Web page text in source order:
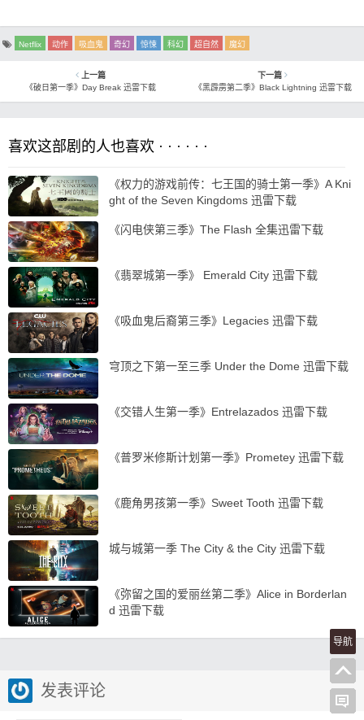
Netflix 动作 吸血鬼 奇幻 惊悚 科幻 超自然 魔幻
上一篇
《破日第一季》Day Break 迅雷下载
下一篇
《黑霹雳第二季》Black Lightning 迅雷下载
喜欢这部剧的人也喜欢 · · · · · ·
《权力的游戏前传：七王国的骑士第一季》A Kni
ght of the Seven Kingdoms 迅雷下载
《闪电侠第三季》The Flash 全集迅雷下载
《翡翠城第一季》 Emerald City 迅雷下载
《吸血鬼后裔第三季》Legacies 迅雷下载
穹顶之下第一至三季 Under the Dome 迅雷下载
《交错人生第一季》Entrelazados 迅雷下载
《普罗米修斯计划第一季》Prometey 迅雷下载
《鹿角男孩第一季》Sweet Tooth 迅雷下载
城与城第一季 The City & the City 迅雷下载
《弥留之国的爱丽丝第二季》Alice in Borderlan
d 迅雷下载
发表评论
导航